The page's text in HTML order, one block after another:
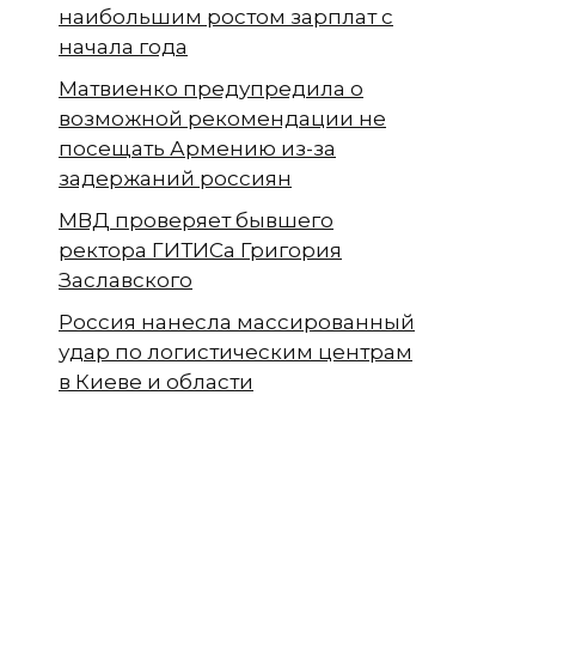
наибольшим ростом зарплат с
начала года
Матвиенко предупредила о
возможной рекомендации не
посещать Армению из-за
задержаний россиян
МВД проверяет бывшего
ректора ГИТИСа Григория
Заславского
Россия нанесла массированный
удар по логистическим центрам
в Киеве и области